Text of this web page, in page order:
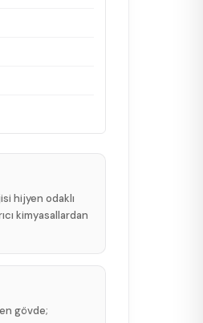
hijyen odaklı
kimyasallardan
gövde;